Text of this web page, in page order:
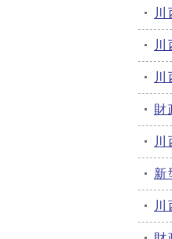
川
財
新
川